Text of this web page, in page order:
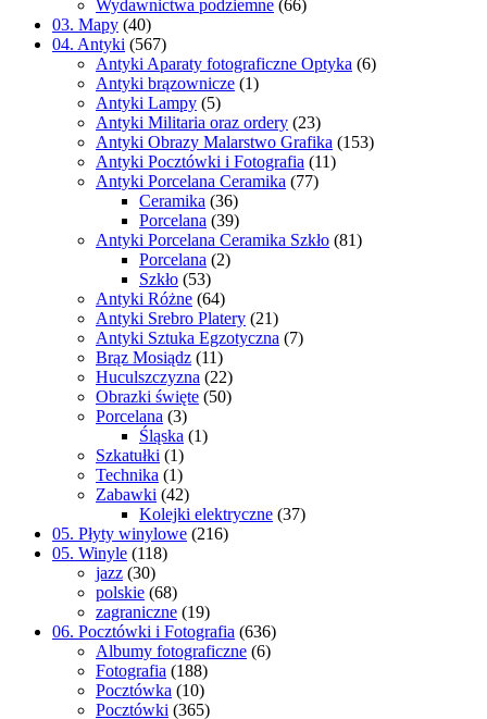
Wydawnictwa podziemne (66)
03. Mapy (40)
04. Antyki (567)
Antyki Aparaty fotograficzne Optyka (6)
Antyki brązownicze (1)
Antyki Lampy (5)
Antyki Militaria oraz ordery (23)
Antyki Obrazy Malarstwo Grafika (153)
Antyki Pocztówki i Fotografia (11)
Antyki Porcelana Ceramika (77)
Ceramika (36)
Porcelana (39)
Antyki Porcelana Ceramika Szkło (81)
Porcelana (2)
Szkło (53)
Antyki Różne (64)
Antyki Srebro Platery (21)
Antyki Sztuka Egzotyczna (7)
Brąz Mosiądz (11)
Huculszczyzna (22)
Obrazki święte (50)
Porcelana (3)
Śląska (1)
Szkatułki (1)
Technika (1)
Zabawki (42)
Kolejki elektryczne (37)
05. Płyty winylowe (216)
05. Winyle (118)
jazz (30)
polskie (68)
zagraniczne (19)
06. Pocztówki i Fotografia (636)
Albumy fotograficzne (6)
Fotografia (188)
Pocztówka (10)
Pocztówki (365)